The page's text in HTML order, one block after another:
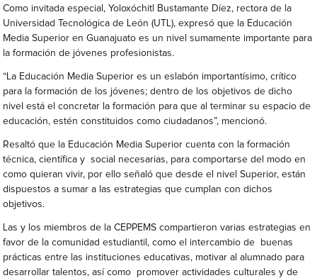
Como invitada especial, Yoloxóchitl Bustamante Díez, rectora de la
Universidad Tecnológica de León (UTL), expresó que la Educación
Media Superior en Guanajuato es un nivel sumamente importante para
la formación de jóvenes profesionistas.
“La Educación Media Superior es un eslabón importantísimo, crítico
para la formación de los jóvenes; dentro de los objetivos de dicho
nivel está el concretar la formación para que al terminar su espacio de
educación, estén constituidos como ciudadanos”, mencionó.
Resaltó que la Educación Media Superior cuenta con la formación
técnica, científica y social necesarias, para comportarse del modo en
como quieran vivir, por ello señaló que desde el nivel Superior, están
dispuestos a sumar a las estrategias que cumplan con dichos
objetivos.
Las y los miembros de la CEPPEMS compartieron varias estrategias en
favor de la comunidad estudiantil, como el intercambio de buenas
prácticas entre las instituciones educativas, motivar al alumnado para
desarrollar talentos, así como promover actividades culturales y de